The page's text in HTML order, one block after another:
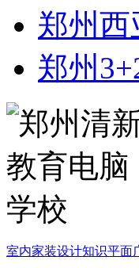
郑州
郑州
室内家装设计知识平面